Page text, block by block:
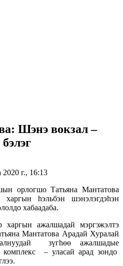
Шэнэ вокзал –
2020 г., 16:13
орлогшо Татьяна Мантатова
hэльбэн шэнэлэгдэhэн
хабаадаба.
харгын ажалшадай мэргэжэлтэ
Мантатова Арадай Хуралай
зүгhөө ажалшадые
– уласай арад зондо